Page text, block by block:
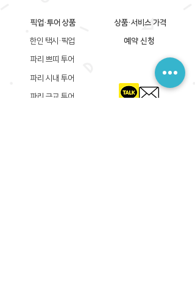
픽업·투어 상품
한인 택시·픽업
상품·서비스 가격
예약 신청
파리 쁘띠 투어
파리 시내 투어
파리 근교 투어